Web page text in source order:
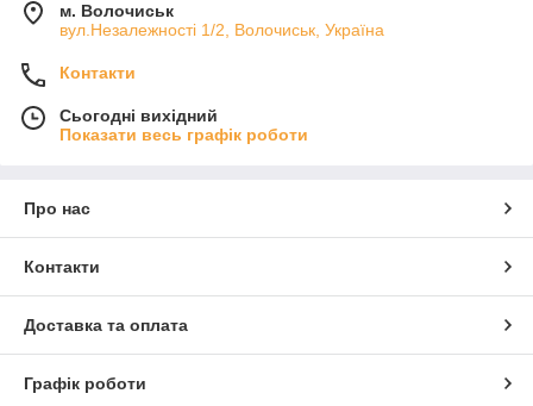
м. Волочиськ
вул.Незалежності 1/2, Волочиськ, Україна
Контакти
Сьогодні вихідний
Показати весь графік роботи
Про нас
Контакти
Доставка та оплата
Графік роботи